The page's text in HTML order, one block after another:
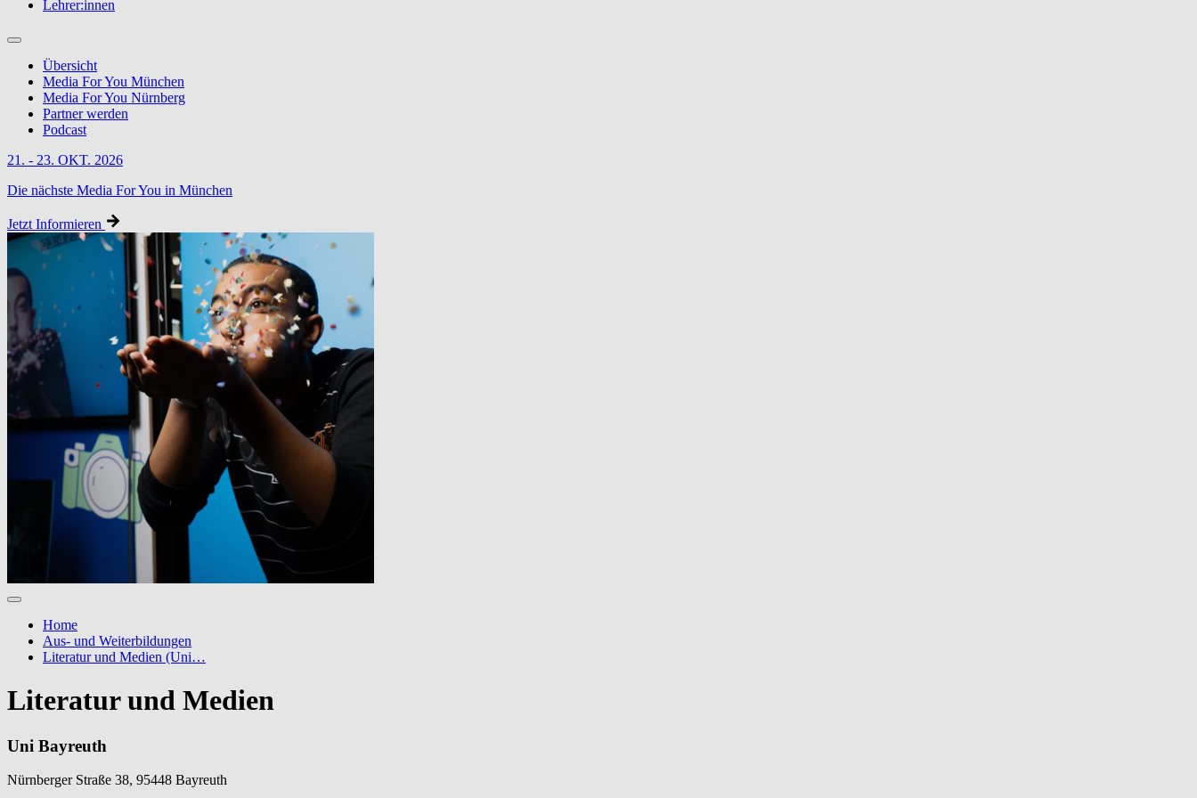
Lehrer:innen
Übersicht
Media For You München
Media For You Nürnberg
Partner werden
Podcast
21. - 23. OKT. 2026
Die nächste Media For You in München
Jetzt Informieren
Home
Aus- und Weiterbildungen
Literatur und Medien (Uni…
Literatur und Medien
Uni Bayreuth
Nürnberger Straße 38, 95448 Bayreuth